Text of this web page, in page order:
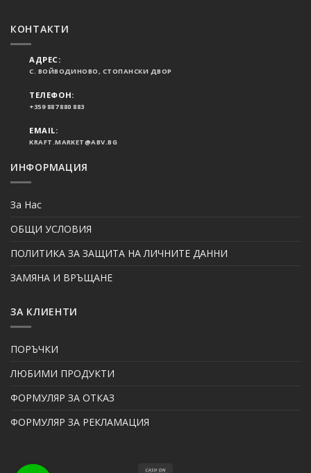
КОНТАКТИ
АДРЕС:
С. ВОЙВОДИНОВО, СТОПАНСКИ ДВОР
ТЕЛЕФОН:
+359 887 880 883
EMAIL:
KRAFT.MARKET@ABV.BG
ИНФОРМАЦИЯ
За Нас
ОБЩИ УСЛОВИЯ
ПОЛИТИКА ЗА ЗАЩИТА НА ЛИЧНИТЕ ДАННИ
ЗАМЯНА И ВРЪЩАНЕ
ЗА КЛИЕНТИ
ПОРЪЧКИ
ЛЮБИМИ ПРОДУКТИ
ФОРМУЛЯР ЗА ОТКАЗ
ФОРМУЛЯР ЗА РЕКЛАМАЦИЯ